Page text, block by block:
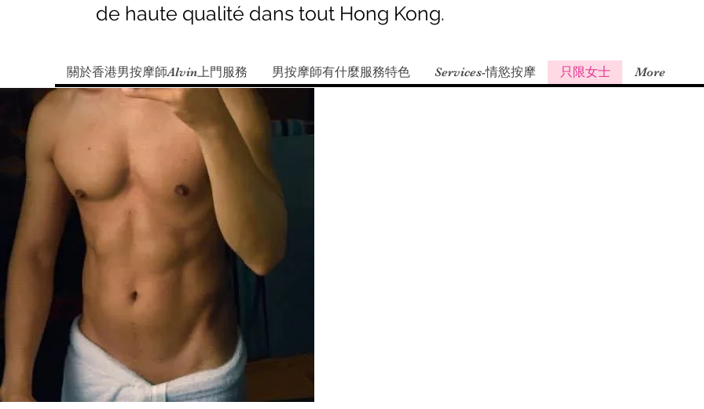
de haute qualité dans tout Hong Kong.
關於香港男按摩師Alvin上門服務 男按摩師有什麼服務特色 Services-情慾按摩 只限女士 More